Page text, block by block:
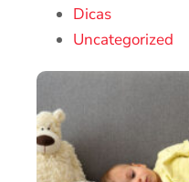
Dicas
Uncategorized